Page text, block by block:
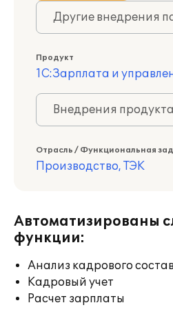
Другие внедрения
Продукт
1С:Зарплата и
Внедрения
Отрасль / Функциональная
Производство, ТЭК
Автоматизированы
функции:
Анализ кадрового
Кадровый учет
Расчет зарплаты